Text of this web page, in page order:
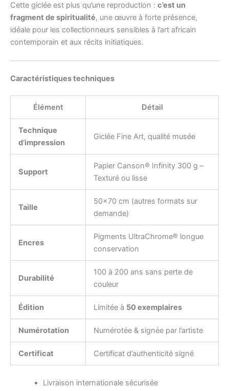
Cette giclée est plus qu’une reproduction : c’est un
fragment de spiritualité, une œuvre à forte présence,
idéale pour les collectionneurs sensibles à l’art africain
contemporain et aux récits initiatiques.
Caractéristiques techniques
Élément Détail
Technique
d’impression
Giclée Fine Art, qualité musée
Support
Papier Canson® Infinity 300 g –
Texturé ou lisse
Taille
50×70 cm (autres formats sur
demande)
Encres
Pigments UltraChrome® longue
conservation
Durabilité
100 à 200 ans sans perte de
couleur
Édition Limitée à 50 exemplaires
Numérotation Numérotée & signée par l’artiste
Certificat Certificat d’authenticité signé
Livraison internationale sécurisée